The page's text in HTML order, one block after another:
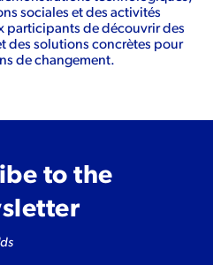
sociales et des activités
participants de découvrir des
des solutions concrètes pour
de changement.
to the